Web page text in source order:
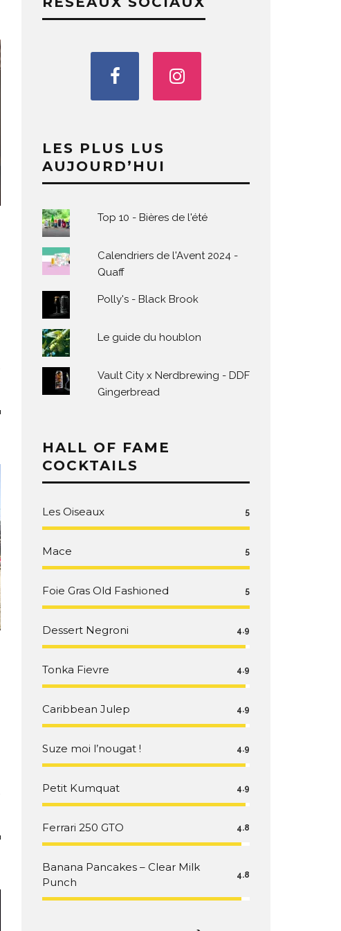
LES PLUS LUS
AUJOURD’HUI
Top 10 - Bières de l'été
Calendriers de l'Avent 2024 -
Quaff
Polly's - Black Brook
Le guide du houblon
Vault City x Nerdbrewing - DDF
Gingerbread
HALL OF FAME
COCKTAILS
Les Oiseaux 5
Mace 5
Foie Gras Old Fashioned 5
Dessert Negroni 4.9
Tonka Fievre 4.9
Caribbean Julep 4.9
Suze moi l’nougat ! 4.9
Petit Kumquat 4.9
Ferrari 250 GTO 4.8
Banana Pancakes – Clear Milk
Punch
4.8